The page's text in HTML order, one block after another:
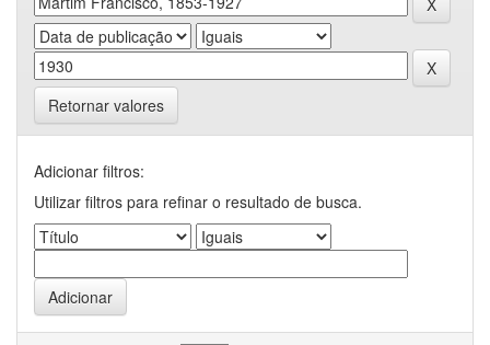
Retornar valores
Adicionar filtros:
Utilizar filtros para refinar o resultado de busca.